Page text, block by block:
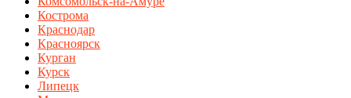
Кострома
Краснодар
Красноярск
Курган
Курск
Липецк